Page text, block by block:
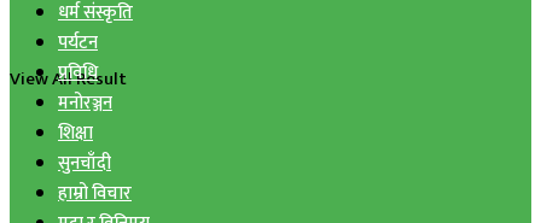
View All Result
धर्म संस्कृति
पर्यटन
प्रविधि
मनोरञ्जन
शिक्षा
सुनचाँदी
हाम्रो विचार